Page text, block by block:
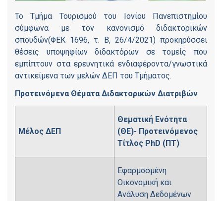
Το Τμήμα Τουρισμού του Ιονίου Πανεπιστημίου
σύμφωνα με τον κανονισμό διδακτορικών
σπουδών(ΦΕΚ 1696, τ. Β, 26/4/2021) προκηρύσσει
θέσεις υποψηφίων διδακτόρων σε τομείς που
εμπίπτουν στα ερευνητικά ενδιαφέροντα/γνωστικά
αντικείμενα των μελών ΔΕΠ του Τμήματος.
Προτεινόμενα Θέματα Διδακτορικών Διατριβών
Μέλος ΔΕΠ
Θεματική Ενότητα
(ΘΕ)- Προτεινόμενος
Τίτλος PhD (ΠΤ)
Εφαρμοσμένη
Οικονομική και
Ανάλυση Δεδομένων